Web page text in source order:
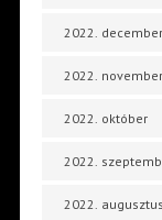
2022. december
2022. november
2022. október
2022.
2022. augusztus